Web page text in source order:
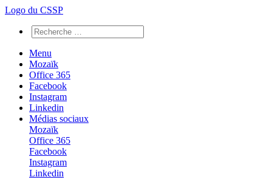
Logo du CSSP
Menu
Mozaïk
Office 365
Facebook
Instagram
Linkedin
Médias sociaux
Mozaïk
Office 365
Facebook
Instagram
Linkedin